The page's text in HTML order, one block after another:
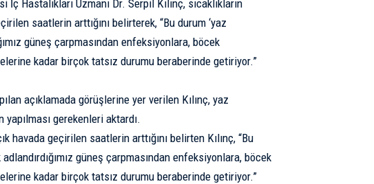
İç Hastalıkları Uzmanı Dr. Serpil Kılınç, sıcaklıkların
saatlerin arttığını belirterek, “Bu durum ‘yaz
güneş çarpmasından enfeksiyonlara, böcek
kadar birçok tatsız durumu beraberinde getiriyor.”
açıklamada görüşlerine yer verilen Kılınç, yaz
gerekenleri aktardı.
havada geçirilen saatlerin arttığını belirten Kılınç, “Bu
adlandırdığımız güneş çarpmasından enfeksiyonlara, böcek
kadar birçok tatsız durumu beraberinde getiriyor.”